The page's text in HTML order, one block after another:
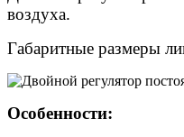
воздуха.
Габаритные размеры
Особенности: